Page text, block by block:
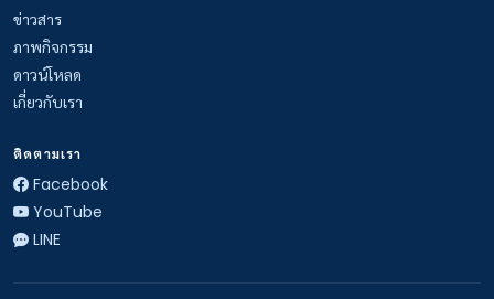
ข่าวสาร
ภาพกิจกรรม
ดาวน์โหลด
เกี่ยวกับเรา
ติดตามเรา
Facebook
YouTube
LINE